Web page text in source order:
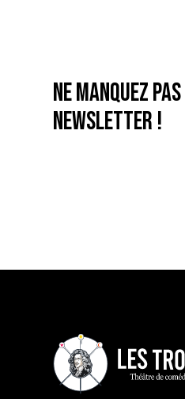
Ne manquez
newsletter !